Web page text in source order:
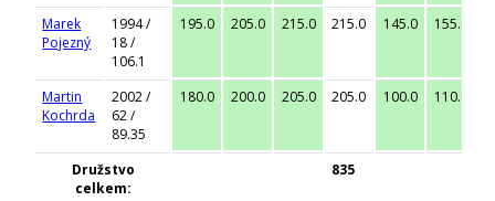
Marek
Pojezný
1994 /
18 /
106.1
195.0 205.0 215.0 215.0 145.0 155.0
Martin
Kochrda
2002 /
62 /
89.35
180.0 200.0 205.0 205.0 100.0 110.0
Družstvo
celkem:
835